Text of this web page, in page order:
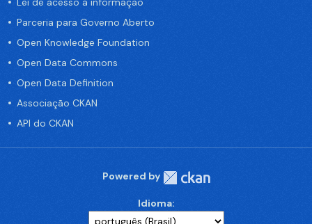
Parceria para Governo Aberto
Open Knowledge Foundation
Open Data Commons
Open Data Definition
Associação CKAN
API do CKAN
Powered by
Idioma